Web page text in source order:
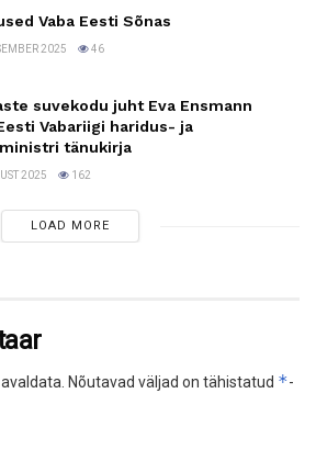
Vaba Eesti Sõnas
2025 46
suvekodu juht Eva Ensmann
Vabariigi haridus- ja
tänukirja
2025 162
LOAD MORE
Nõutavad väljad on tähistatud *-